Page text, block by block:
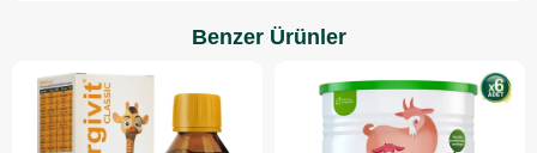
Benzer Ürünler